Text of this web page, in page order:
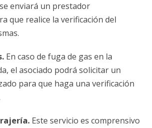
enviará un prestador
que realice la verificación del
En caso de fuga de gas en la
el asociado podrá solicitar un
para que haga una verificación
Este servicio es comprensivo